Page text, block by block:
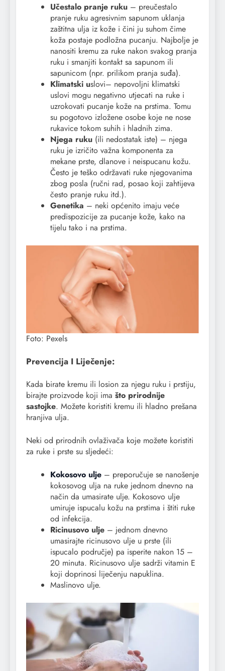
Učestalo pranje ruku – preučestalo
pranje ruku agresivnim sapunom uklanja
zaštitna ulja iz kože i čini ju suhom čime
koža postaje podložna pucanju. Najbolje je
nanositi kremu za ruke nakon svakog pranja
ruku i smanjiti kontakt sa sapunom ili
sapunicom (npr. prilikom pranja suđa).
Klimatski uslovi– nepovoljni klimatski
uslovi mogu negativno utjecati na ruke i
uzrokovati pucanje kože na prstima. Tomu
su pogotovo izložene osobe koje ne nose
rukavice tokom suhih i hladnih zima.
Njega ruku (ili nedostatak iste) – njega
ruku je izričito važna komponenta za
mekane prste, dlanove i neispucanu kožu.
Često je teško održavati ruke njegovanima
zbog posla (ručni rad, posao koji zahtijeva
često pranje ruku itd.).
Genetika – neki općenito imaju veće
predispozicije za pucanje kože, kako na
tijelu tako i na prstima.
Foto: Pexels
Prevencija I Liječenje:
Kada birate kremu ili losion za njegu ruku i prstiju,
birajte proizvode koji ima što prirodnije
sastojke. Možete koristiti kremu ili hladno prešana
hranjiva ulja.
Neki od prirodnih ovlaživača koje možete koristiti
za ruke i prste su sljedeći:
Kokosovo ulje – preporučuje se nanošenje
kokosovog ulja na ruke jednom dnevno na
način da umasirate ulje. Kokosovo ulje
umiruje ispucalu kožu na prstima i štiti ruke
od infekcija.
Ricinusovo ulje – jednom dnevno
umasirajte ricinusovo ulje u prste (ili
ispucalo područje) pa isperite nakon 15 –
20 minuta. Ricinusovo ulje sadrži vitamin E
koji doprinosi liječenju napuklina.
Maslinovo ulje.